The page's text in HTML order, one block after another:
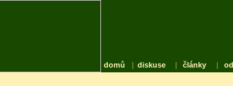
domů | diskuse | články |